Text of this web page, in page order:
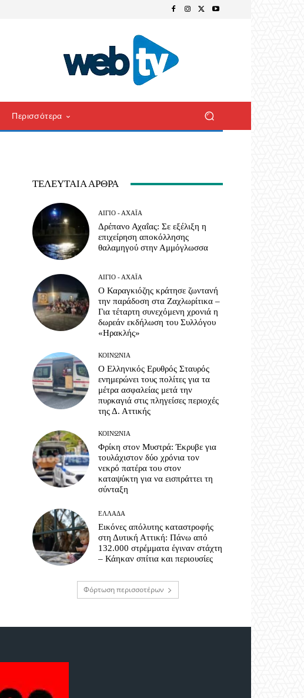
Περισσότερα
ΤΕΛΕΥΤΑΊΑ ΆΡΘΡΑ
ΑΊΓΙΟ - ΑΧΑΪ́Α
Δρέπανο Αχαΐας: Σε εξέλιξη η
επιχείρηση αποκόλλησης
θαλαμηγού στην Αμμόγλωσσα
ΑΊΓΙΟ - ΑΧΑΪ́Α
Ο Καραγκιόζης κράτησε ζωντανή
την παράδοση στα Ζαχλωρίτικα –
Για τέταρτη συνεχόμενη χρονιά η
δωρεάν εκδήλωση του Συλλόγου
«Ηρακλής»
ΚΟΙΝΩΝΊΑ
Ο Ελληνικός Ερυθρός Σταυρός
ενημερώνει τους πολίτες για τα
μέτρα ασφαλείας μετά την
πυρκαγιά στις πληγείσες περιοχές
της Δ. Αττικής
ΚΟΙΝΩΝΊΑ
Φρίκη στον Μυστρά: Έκρυβε για
τουλάχιστον δύο χρόνια τον
νεκρό πατέρα του στον
καταψύκτη για να εισπράττει τη
σύνταξη
ΕΛΛΆΔΑ
Εικόνες απόλυτης καταστροφής
στη Δυτική Αττική: Πάνω από
132.000 στρέμματα έγιναν στάχτη
– Κάηκαν σπίτια και περιουσίες
Φόρτωση περισσοτέρων